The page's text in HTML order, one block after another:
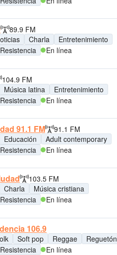
89.9 FM
Charla
Entretenimiento
Resistencia En línea
104.9 FM
Música latina
Entretenimiento
Resistencia En línea
91.1 FM
91.1 FM
Educación
Adult contemporary
Resistencia En línea
103.5 FM
Charla
Música cristiana
Resistencia En línea
106.9
Soft pop Reggae
Reguetón
Resistencia En línea